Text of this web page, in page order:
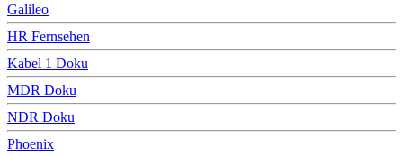
Galileo
HR Fernsehen
Kabel 1 Doku
MDR Doku
NDR Doku
Phoenix